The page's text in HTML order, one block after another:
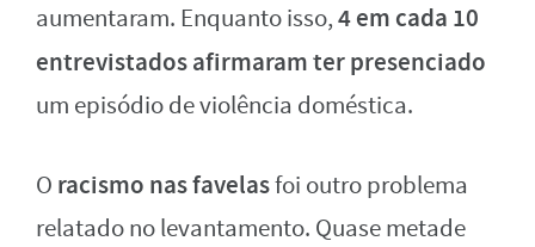
aumentaram. Enquanto isso,4 em cada 10
entrevistados afirmaram ter presenciado
um episódio de violência doméstica.
O racismo nas favelasfoi outro problema
relatado no levantamento. Quase metade